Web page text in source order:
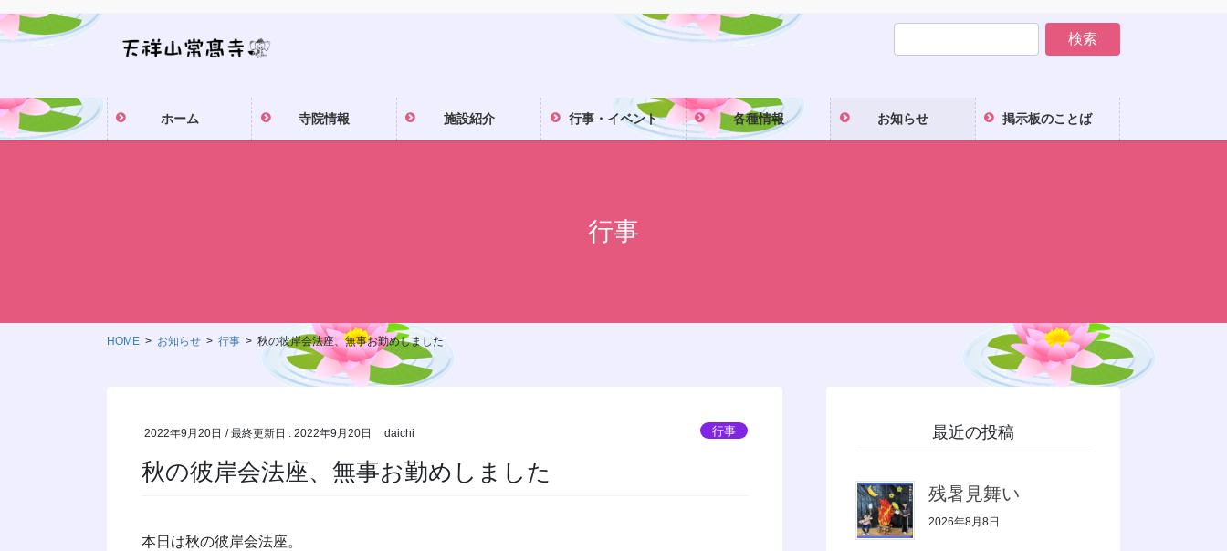
ン
ツ
に
移
ビ
シ
ョ
ン
ホーム 寺院情報 施設紹介 行事・イベント 各種情報 お知らせ 掲示板のことば
行事
HOME お知らせ 行事 秋の彼岸会法座、無事お勤めしました
2022年9月20日 / 最終更新日 :2022年9月20日 daichi 行事
秋の彼岸会法座、無事お勤めしました
本日は秋の彼岸会法座。
最近の投稿
残暑見舞い
2026年8月8日